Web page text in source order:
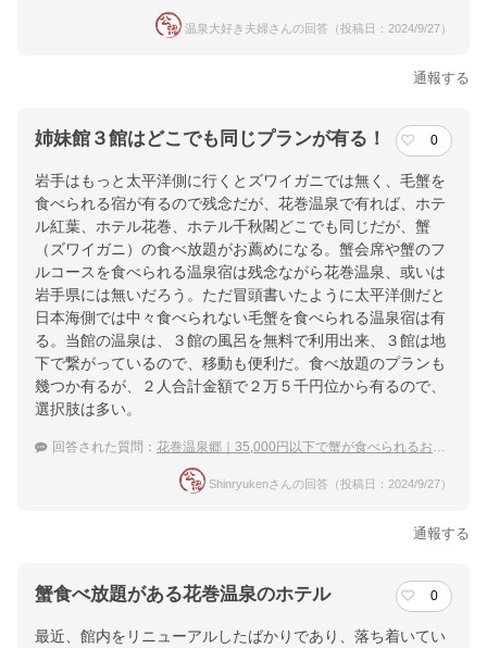
温泉大好き夫婦さんの回答（投稿日：2024/9/27）
通報する
姉妹館３館はどこでも同じプランが有る！ 0
岩手はもっと太平洋側に行くとズワイガニでは無く、毛蟹を
食べられる宿が有るので残念だが、花巻温泉で有れば、ホテ
ル紅葉、ホテル花巻、ホテル千秋閣どこでも同じだが、蟹
（ズワイガニ）の食べ放題がお薦めになる。蟹会席や蟹のフ
ルコースを食べられる温泉宿は残念ながら花巻温泉、或いは
岩手県には無いだろう。ただ冒頭書いたように太平洋側だと
日本海側では中々食べられない毛蟹を食べられる温泉宿は有
る。当館の温泉は、３館の風呂を無料で利用出来、３館は地
下で繋がっているので、移動も便利だ。食べ放題のプランも
幾つか有るが、２人合計金額で２万５千円位から有るので、
選択肢は多い。
回答された質問： 花巻温泉郷｜35,000円以下で蟹が食べられるおすすめ温泉宿は？
Shinryukenさんの回答（投稿日：2024/9/27）
通報する
蟹食べ放題がある花巻温泉のホテル 0
最近、館内をリニューアルしたばかりであり、落ち着いてい